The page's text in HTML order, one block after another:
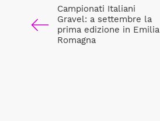
Campionati Italiani
Gravel: a settembre la
prima edizione in Emilia
Romagna